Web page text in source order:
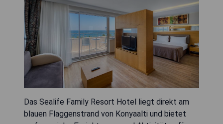
Das Sealife Family Resort Hotel liegt direkt am
blauen Flaggenstrand von Konyaalti und bietet